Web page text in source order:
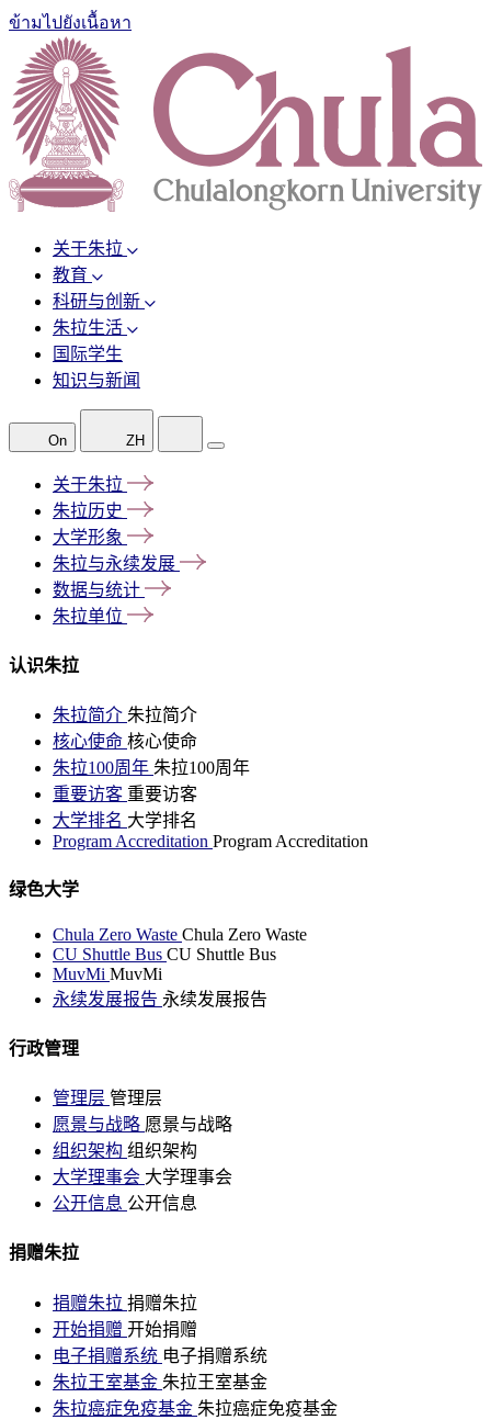
ข้ามไปยังเนื้อหา
关于朱拉
教育
科研与创新
朱拉生活
国际学生
知识与新闻
On ZH
关于朱拉
朱拉历史
大学形象
朱拉与永续发展
数据与统计
朱拉单位
认识朱拉
朱拉简介 朱拉简介
核心使命 核心使命
朱拉100周年 朱拉100周年
重要访客 重要访客
大学排名 大学排名
Program Accreditation Program Accreditation
绿色大学
Chula Zero Waste Chula Zero Waste
CU Shuttle Bus CU Shuttle Bus
MuvMi MuvMi
永续发展报告 永续发展报告
行政管理
管理层 管理层
愿景与战略 愿景与战略
组织架构 组织架构
大学理事会 大学理事会
公开信息 公开信息
捐赠朱拉
捐赠朱拉 捐赠朱拉
开始捐赠 开始捐赠
电子捐赠系统 电子捐赠系统
朱拉王室基金 朱拉王室基金
朱拉癌症免疫基金 朱拉癌症免疫基金